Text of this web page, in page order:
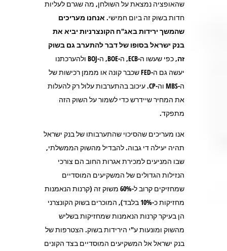
שהאופציה נמצאת על השולחן, מה שגרם לעליות
חדות בשוק זה ביום חמישי. אנחנו מעריכים
שהמשך ירידות באג"ח הקונצרניות יביא את
בנק ישראל בסופו של דבר להתערב גם בשוק
זה
, כפי שעשו ה-ECB, ה-BOE, ה-BOJ ולהערכתנו
יעשה גם ה-FED שכבר קונה או מממן רכישות של
ה-MBS וה-CP. עיכוב בהתערבות עלול רק להעלות
את המחיר שיידרש כדי לשמור על השוק הזה
מתפקד.
אנו מעריכים שהסיכוי שהתערבותו של בנק ישראל
תהיה יעילה די גבוה. להבדיל מהשוק הממשלתי,
שבו המניעים למכירת אגרות החוב הם צורכי
הנזילות הגדולים של המשקיעים המוסדיים
שמחזיקים קרוב ל-60% משוק זה (קרנות הנאמנות
מחזיקות כ-10% בלבד), המוכרים בשוק הקונצרני
הן בעיקר קרנות הנאמנות שמחזיקות בשליש
מהשוק ומונעות ע"י הירידות בשוק. הצטרפות של
בנק ישראל אל המשקיעים המוסדיים בצד הקונים